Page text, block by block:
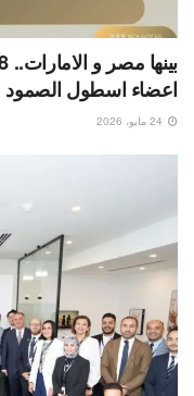
اعضاء اسطول الصمود